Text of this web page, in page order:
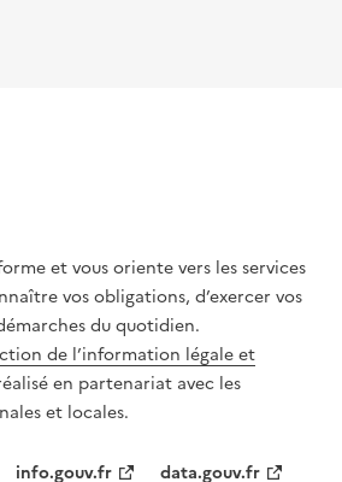
et vous oriente vers les services
vos obligations, d’exercer vos
du quotidien.
de l’information légale et
en partenariat avec les
et locales.
info.gouv.fr data.gouv.fr